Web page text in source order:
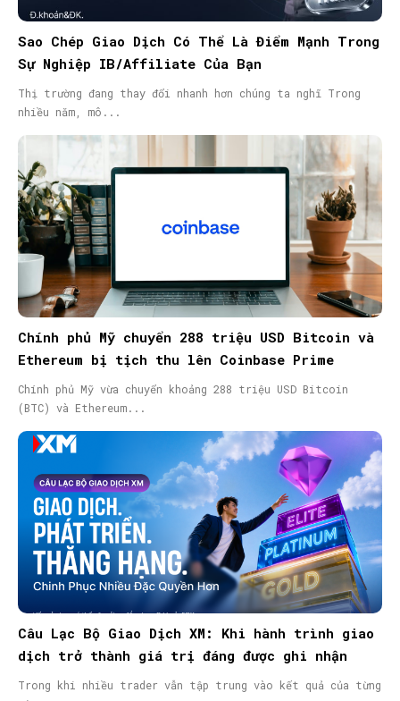
Sao Chép Giao Dịch Có Thể Là Điểm Mạnh Trong
Sự Nghiệp IB/Affiliate Của Bạn
Thị trường đang thay đổi nhanh hơn chúng ta nghĩ Trong
nhiều năm, mô...
Chính phủ Mỹ chuyển 288 triệu USD Bitcoin và
Ethereum bị tịch thu lên Coinbase Prime
Chính phủ Mỹ vừa chuyển khoảng 288 triệu USD Bitcoin
(BTC) và Ethereum...
Câu Lạc Bộ Giao Dịch XM: Khi hành trình giao
dịch trở thành giá trị đáng được ghi nhận
Trong khi nhiều trader vẫn tập trung vào kết quả của từng